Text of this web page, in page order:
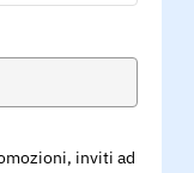
inviti ad